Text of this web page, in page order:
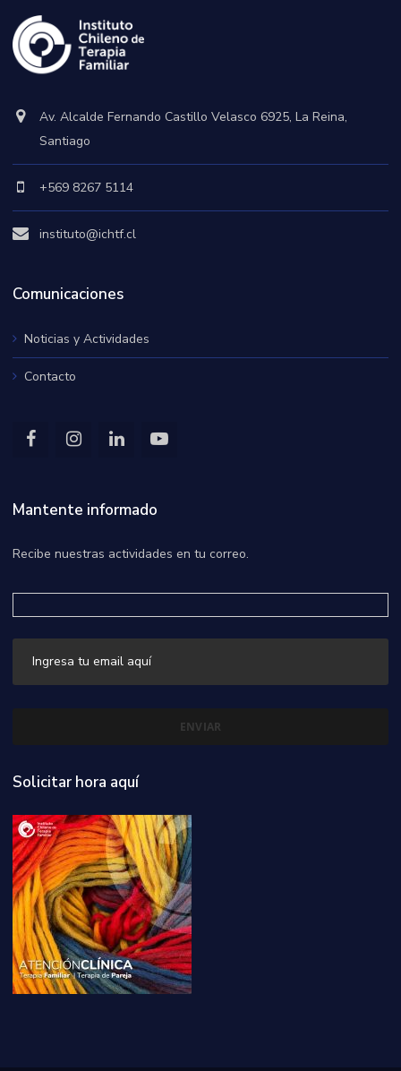
Av. Alcalde Fernando Castillo Velasco 6925, La Reina,
Santiago
+569 8267 5114
instituto@ichtf.cl
Comunicaciones
Noticias y Actividades
Contacto
Mantente informado
Recibe nuestras actividades en tu correo.
Solicitar hora aquí